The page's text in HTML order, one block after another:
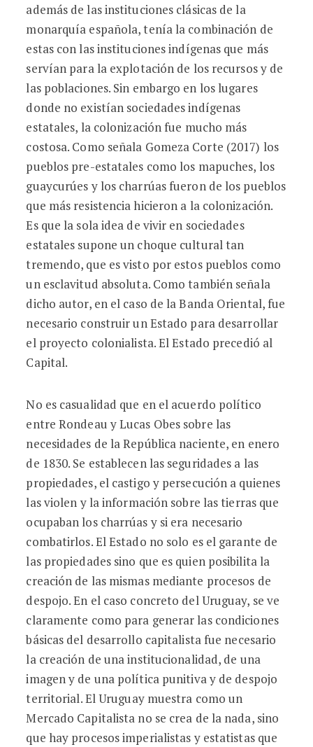
además de las instituciones clásicas de la
monarquía española, tenía la combinación de
estas con las instituciones indígenas que más
servían para la explotación de los recursos y de
las poblaciones. Sin embargo en los lugares
donde no existían sociedades indígenas
estatales, la colonización fue mucho más
costosa. Como señala Gomeza Corte (2017) los
pueblos pre-estatales como los mapuches, los
guaycurúes y los charrúas fueron de los pueblos
que más resistencia hicieron a la colonización.
Es que la sola idea de vivir en sociedades
estatales supone un choque cultural tan
tremendo, que es visto por estos pueblos como
un esclavitud absoluta. Como también señala
dicho autor, en el caso de la Banda Oriental, fue
necesario construir un Estado para desarrollar
el proyecto colonialista. El Estado precedió al
Capital.
No es casualidad que en el acuerdo político
entre Rondeau y Lucas Obes sobre las
necesidades de la República naciente, en enero
de 1830. Se establecen las seguridades a las
propiedades, el castigo y persecución a quienes
las violen y la información sobre las tierras que
ocupaban los charrúas y si era necesario
combatirlos. El Estado no solo es el garante de
las propiedades sino que es quien posibilita la
creación de las mismas mediante procesos de
despojo. En el caso concreto del Uruguay, se ve
claramente como para generar las condiciones
básicas del desarrollo capitalista fue necesario
la creación de una institucionalidad, de una
imagen y de una política punitiva y de despojo
territorial. El Uruguay muestra como un
Mercado Capitalista no se crea de la nada, sino
que hay procesos imperialistas y estatistas que